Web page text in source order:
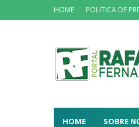
HOME POLITICA DE
HOME SOBRE